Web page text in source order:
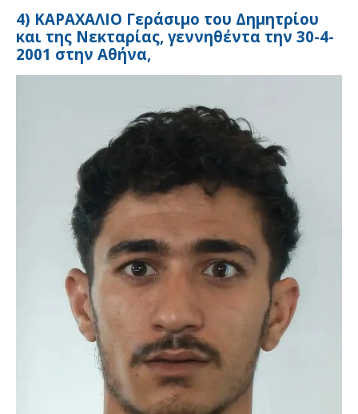
4) ΚΑΡΑΧΑΛΙΟ Γεράσιμο του Δημητρίου
και της Νεκταρίας, γεννηθέντα την 30-4-
2001 στην Αθήνα,